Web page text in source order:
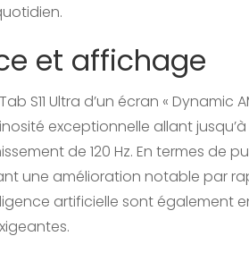
et affichage
S11 Ultra d’un écran « Dynamic
exceptionnelle allant
de 120 Hz. En termes de
une amélioration notable par
artificielle sont également